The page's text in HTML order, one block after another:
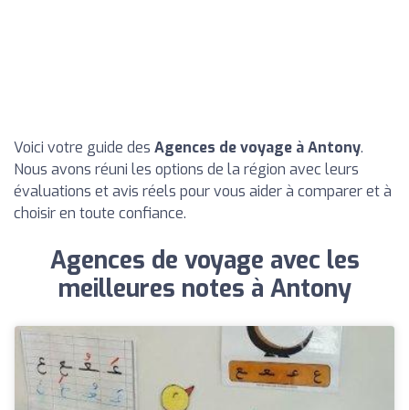
Voici votre guide des Agences de voyage à Antony.
Nous avons réuni les options de la région avec leurs
évaluations et avis réels pour vous aider à comparer et à
choisir en toute confiance.
Agences de voyage avec les
meilleures notes à Antony